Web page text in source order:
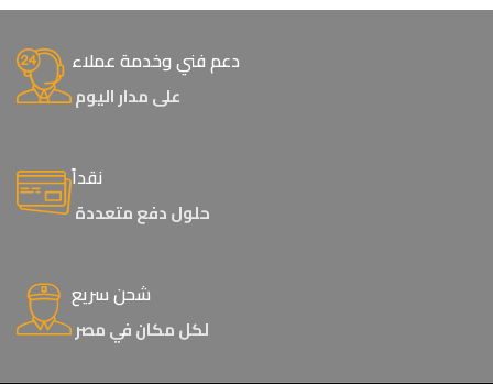
دعم فني وخدمة عملاء
على مدار اليوم
نقداً
حلول دفع متعددة
شحن سريع
لكل مكان في مصر